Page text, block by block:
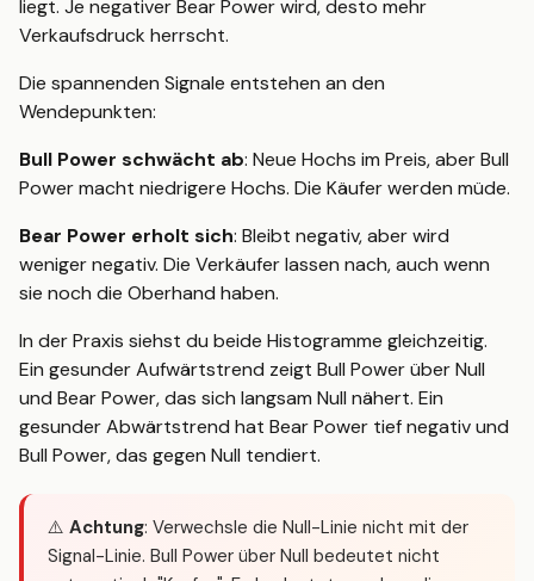
liegt. Je negativer Bear Power wird, desto mehr
Verkaufsdruck herrscht.
Die spannenden Signale entstehen an den
Wendepunkten:
Bull Power schwächt ab: Neue Hochs im Preis, aber Bull
Power macht niedrigere Hochs. Die Käufer werden müde.
Bear Power erholt sich: Bleibt negativ, aber wird
weniger negativ. Die Verkäufer lassen nach, auch wenn
sie noch die Oberhand haben.
In der Praxis siehst du beide Histogramme gleichzeitig.
Ein gesunder Aufwärtstrend zeigt Bull Power über Null
und Bear Power, das sich langsam Null nähert. Ein
gesunder Abwärtstrend hat Bear Power tief negativ und
Bull Power, das gegen Null tendiert.
⚠️ Achtung: Verwechsle die Null-Linie nicht mit der
Signal-Linie. Bull Power über Null bedeutet nicht